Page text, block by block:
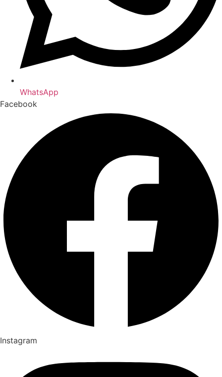
WhatsApp
Facebook
Instagram